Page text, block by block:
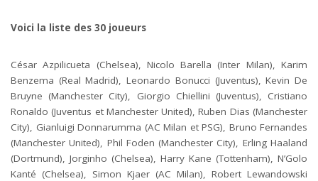
Voici la liste des 30 joueurs
César Azpilicueta (Chelsea), Nicolo Barella (Inter Milan), Karim
Benzema (Real Madrid), Leonardo Bonucci (Juventus), Kevin De
Bruyne (Manchester City), Giorgio Chiellini (Juventus), Cristiano
Ronaldo (Juventus et Manchester United), Ruben Dias (Manchester
City), Gianluigi Donnarumma (AC Milan et PSG), Bruno Fernandes
(Manchester United), Phil Foden (Manchester City), Erling Haaland
(Dortmund), Jorginho (Chelsea), Harry Kane (Tottenham), N’Golo
Kanté (Chelsea), Simon Kjaer (AC Milan), Robert Lewandowski